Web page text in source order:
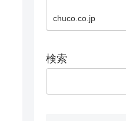
chuco.co.jp
検索